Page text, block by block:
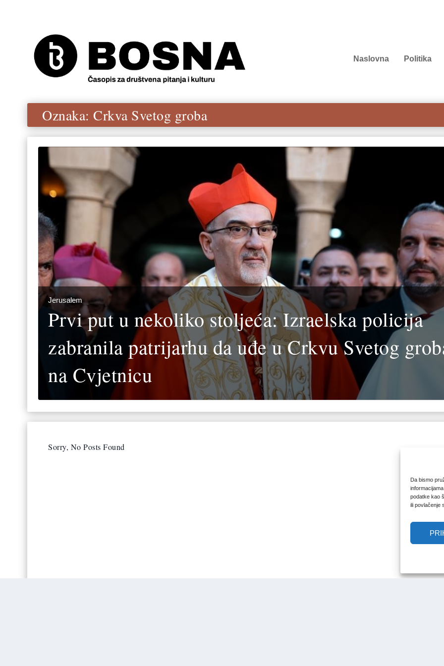
Da bismo
podatke kao
ili povlačenje
Naslovna Politika
Oznaka:Crkva Svetog groba
Jerusalem
Prvi put u nekoliko stoljeća: Izraelska policija
zabranila patrijarhu da uđe u Crkvu Svetog
na Cvjetnicu
Sorry, No Posts Found